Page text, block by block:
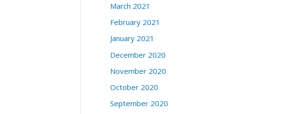
March 2021
February 2021
January 2021
December 2020
November 2020
October 2020
September 2020